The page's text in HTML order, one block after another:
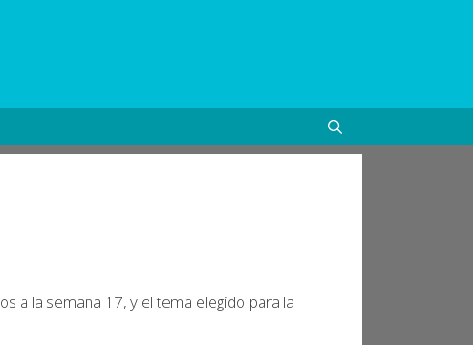
a la semana 17, y el tema elegido para la